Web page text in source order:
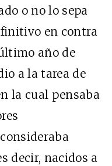
o no lo sepa
en contra
año de
a la tarea de
la cual pensaba
decir, nacidos a